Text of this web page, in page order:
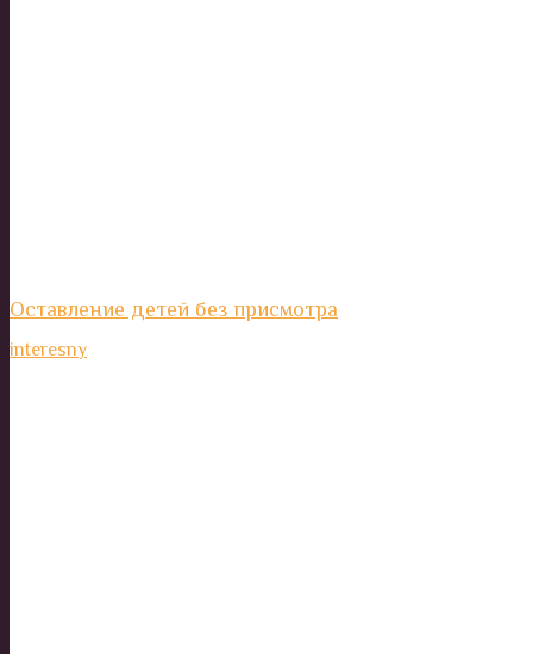
Оставление детей без присмотра
interesny